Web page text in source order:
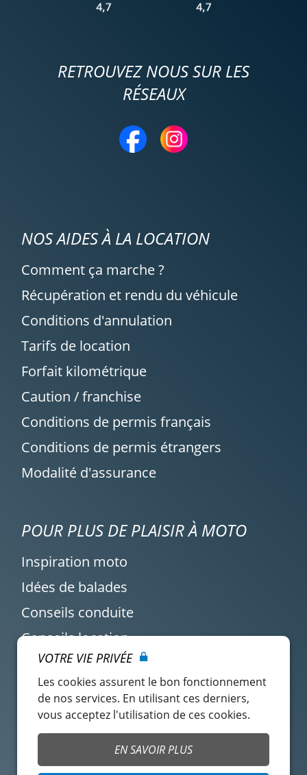
RETROUVEZ NOUS SUR LES
RÉSEAUX
NOS AIDES À LA LOCATION
Comment ça marche ?
Récupération et rendu du véhicule
Conditions d'annulation
Tarifs de location
Forfait kilométrique
Caution / franchise
Conditions de permis français
Conditions de permis étrangers
Modalité d'assurance
POUR PLUS DE PLAISIR À MOTO
Inspiration moto
Idées de balades
Conseils conduite
Conseils location
Actualité Easy Renter
Compte locataire CGU Easy Renter
VOTRE VIE PRIVÉE
Les cookies assurent le bon fonctionnement
de nos services. En utilisant ces derniers,
vous acceptez l'utilisation de ces cookies.
EN SAVOIR PLUS